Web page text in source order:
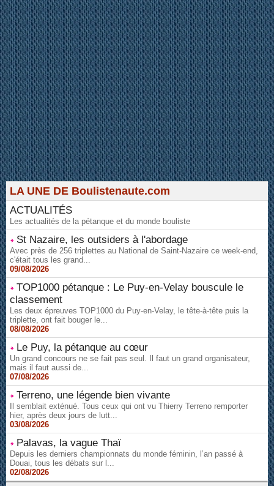
LA UNE DE Boulistenaute.com
ACTUALITÉS
Les actualités de la pétanque et du monde bouliste
St Nazaire, les outsiders à l'abordage
Avec près de 256 triplettes au National de Saint-Nazaire ce week-end,
c'était tous les grand...
09/08/2026
TOP1000 pétanque : Le Puy-en-Velay bouscule le
classement
Les deux épreuves TOP1000 du Puy-en-Velay, le tête-à-tête puis la
triplette, ont fait bouger le...
08/08/2026
Le Puy, la pétanque au cœur
Un grand concours ne se fait pas seul. Il faut un grand organisateur,
mais il faut aussi de...
07/08/2026
Terreno, une légende bien vivante
Il semblait exténué. Tous ceux qui ont vu Thierry Terreno remporter
hier, après deux jours de lutt...
03/08/2026
Palavas, la vague Thaï
Depuis les derniers championnats du monde féminin, l’an passé à
Douai, tous les débats sur l...
02/08/2026